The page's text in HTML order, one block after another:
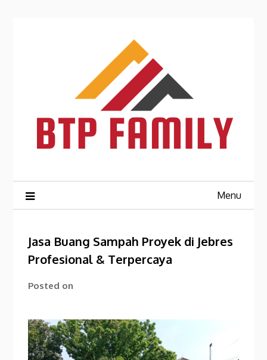
Menu
Jasa Buang Sampah Proyek di Jebres
Profesional & Terpercaya
Posted on